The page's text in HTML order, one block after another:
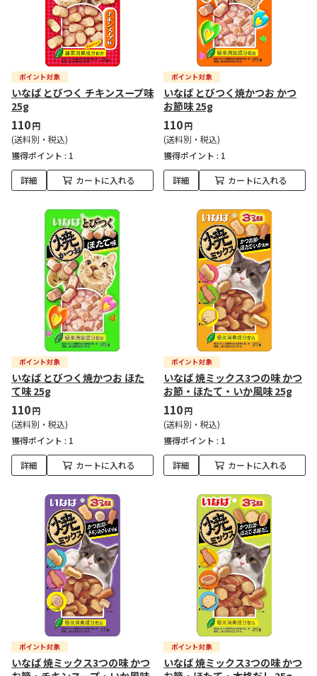
いなば とびつく チキンスープ味
25g
110円
(送料別・税込)
獲得ポイント : 1
詳細 カートに入れる
いなば とびつく焼かつお かつ
お節味 25g
110円
(送料別・税込)
獲得ポイント : 1
詳細 カートに入れる
いなば とびつく焼かつお ほた
て味 25g
110円
(送料別・税込)
獲得ポイント : 1
詳細 カートに入れる
いなば 焼ミックス3つの味 かつ
お節・ほたて・いか風味 25g
110円
(送料別・税込)
獲得ポイント : 1
詳細 カートに入れる
いなば 焼ミックス3つの味 かつ
いなば 焼ミックス3つの味 かつ